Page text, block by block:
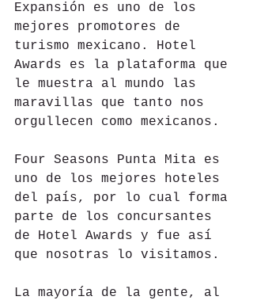
Expansión es uno de los
mejores promotores de
turismo mexicano. Hotel
Awards es la plataforma que
le muestra al mundo las
maravillas que tanto nos
orgullecen como mexicanos.
Four Seasons Punta Mita es
uno de los mejores hoteles
del país, por lo cual forma
parte de los concursantes
de Hotel Awards y fue así
que nosotras lo visitamos.
La mayoría de la gente, al